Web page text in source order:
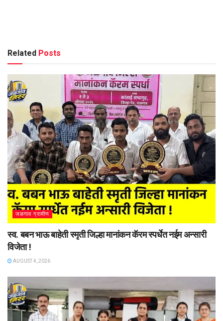
Related Posts
जळगाव ग्रामीण
स्व. बबन भाऊ बाहेती स्मृती जिल्हा मानांकन कॅरम स्पर्धेत नईम अन्सारी
विजेता !
AUGUST 4, 2026